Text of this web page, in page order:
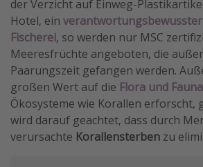
der Verzicht auf Einweg-
Hotel, ein
Fischerei, so werden nur MSC
Meeresfrüchte angeboten, die
Paarungszeit gefangen werden.
großen Wert auf die Flora und Fauna
Ökosysteme wie Korallen erforscht,
wird darauf geachtet, dass durch
verursachte Korallensterben zu